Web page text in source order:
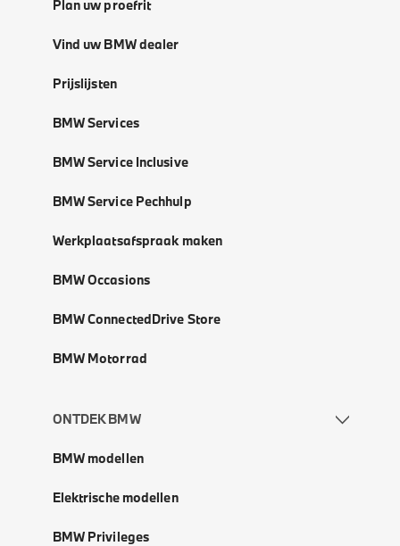
Plan uw proefrit
Vind uw BMW dealer
Prijslijsten
BMW Services
BMW Service Inclusive
BMW Service Pechhulp
Werkplaatsafspraak maken
BMW Occasions
BMW ConnectedDrive Store
BMW Motorrad
ONTDEK BMW
BMW modellen
Elektrische modellen
BMW Privileges